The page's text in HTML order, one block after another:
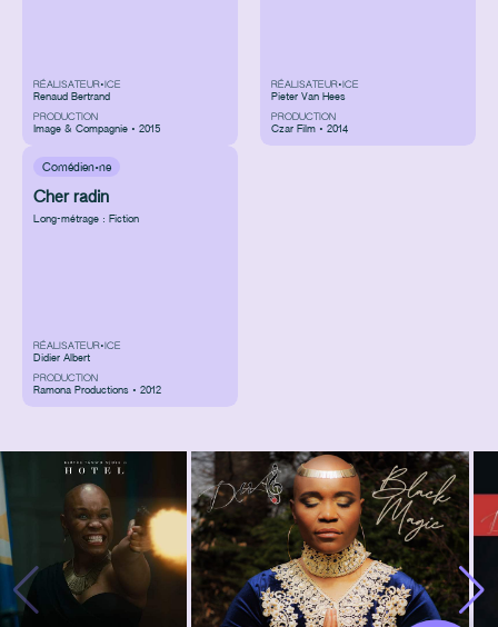
RÉALISATEUR•ICE
Renaud Bertrand
PRODUCTION
Image & Compagnie • 2015
RÉALISATEUR•ICE
Pieter Van Hees
PRODUCTION
Czar Film • 2014
Comédien·ne
Cher radin
Long-métrage : Fiction
RÉALISATEUR•ICE
Didier Albert
PRODUCTION
Ramona Productions • 2012